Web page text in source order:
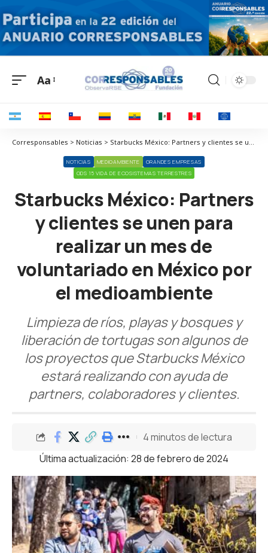
Aa
Corresponsables > Noticias > Starbucks México: Partners y clientes se unen para realizar un mes de voluntariado en México por el medioambiente
NOTICIAS MEDIOAMBIENTE
GRANDES EMPRESAS
ODS 15 VIDA DE ECOSISTEMAS TERRESTRES
Starbucks México: Partners
y clientes se unen para
realizar un mes de
voluntariado en México por
el medioambiente
Limpieza de ríos, playas y bosques y
liberación de tortugas son algunos de
los proyectos que Starbucks México
estará realizando con ayuda de
partners, colaboradores y clientes.
Última actualización: 28 de febrero de 2024
4 minutos de lectura